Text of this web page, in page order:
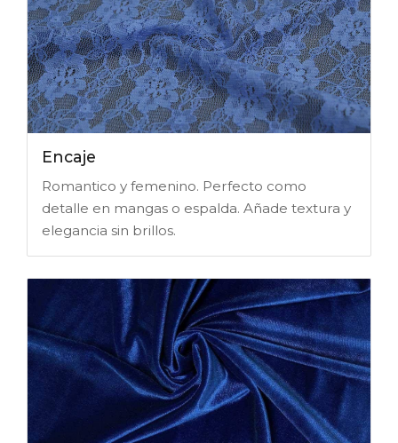
Encaje
Romantico y femenino. Perfecto como
detalle en mangas o espalda. Añade textura y
elegancia sin brillos.